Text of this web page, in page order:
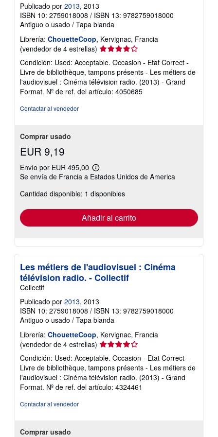
Publicado por 2013, 2013
ISBN 10: 2759018008 / ISBN 13: 9782759018000
Antiguo o usado / Tapa blanda
Librería: ChouetteCoop, Kervignac, Francia
(vendedor de 4 estrellas) Calificación
del
vendedor:
4
de
5
Condición: Used: Acceptable. Occasion - Etat Correct -
Livre de bibliothèque, tampons présents - Les métiers de
l'audiovisuel : Cinéma télévision radio. (2013) - Grand
Format. Nº de ref. del artículo: 4050685
Contactar al vendedor
Comprar usado
EUR 9,19
Envío por EUR 495,00
Más
información
las
tarifas
envío
Se envía de Francia a Estados Unidos de America
Cantidad disponible: 1 disponibles
Añadir al carrito
Les métiers de l'audiovisuel : Cinéma
télévision radio. - Collectif
Collectif
Publicado por 2013, 2013
ISBN 10: 2759018008 / ISBN 13: 9782759018000
Antiguo o usado / Tapa blanda
Librería: ChouetteCoop, Kervignac, Francia
(vendedor de 4 estrellas) Calificación
del
vendedor:
4
de
5
Condición: Used: Acceptable. Occasion - Etat Correct -
Livre de bibliothèque, tampons présents - Les métiers de
l'audiovisuel : Cinéma télévision radio. (2013) - Grand
Format. Nº de ref. del artículo: 4324461
Contactar al vendedor
Comprar usado